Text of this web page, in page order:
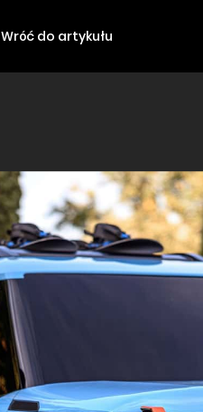
Wróć do artykułu